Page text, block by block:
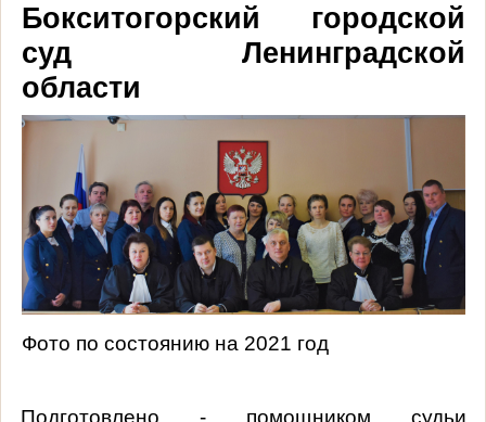
Бокситогорский городской
суд Ленинградской
области
Фото по состоянию на 2021 год
Подготовлено - помощником судьи